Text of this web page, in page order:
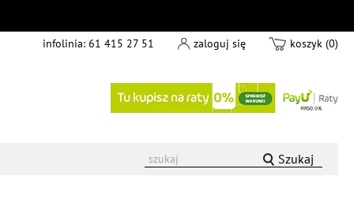
infolinia: 61 415 27 51 zaloguj się koszyk (0)
Szukaj